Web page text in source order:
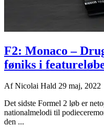
F2: Monaco –
føniks i
AfNicolai Hald 29 maj, 2022
Det sidste Formel 2 løb er
nationalmelodi til
den ...